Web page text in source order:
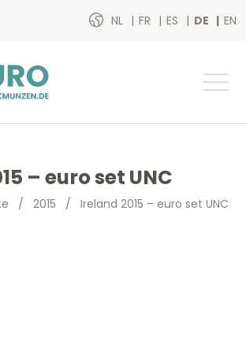
NL FR ES DE EN
– euro set UNC
/ 2015 / Ireland 2015 – euro set UNC